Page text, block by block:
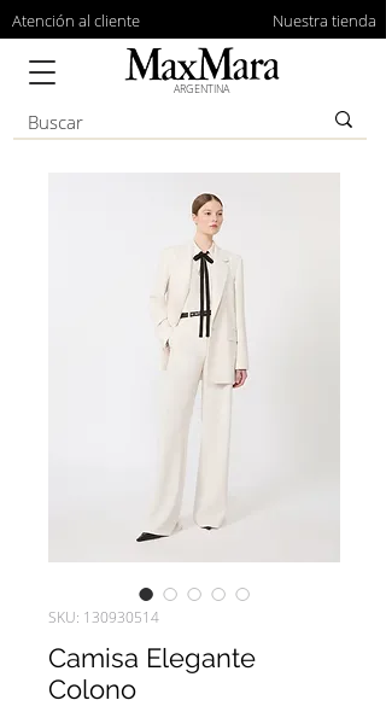
Atención al cliente Nuestra tienda
ARGENTINA
SKU: 130930514
Camisa Elegante
Colono